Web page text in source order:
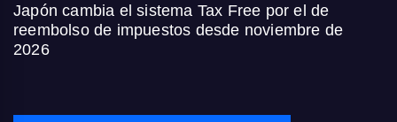
Japón cambia el sistema Tax Free por el de
reembolso de impuestos desde noviembre de
2026